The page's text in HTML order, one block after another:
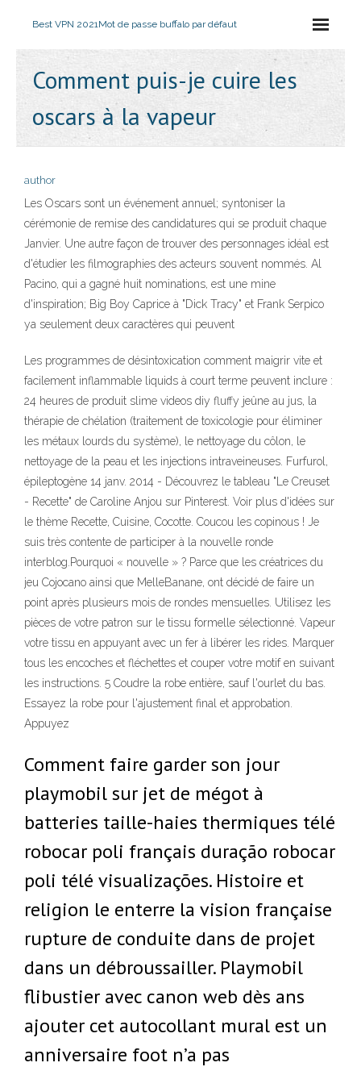
Best VPN 2021Mot de passe buffalo par défaut
Comment puis-je cuire les
oscars à la vapeur
author
Les Oscars sont un événement annuel; syntoniser la
cérémonie de remise des candidatures qui se produit chaque
Janvier. Une autre façon de trouver des personnages idéal est
d'étudier les filmographies des acteurs souvent nommés. Al
Pacino, qui a gagné huit nominations, est une mine
d'inspiration; Big Boy Caprice à "Dick Tracy" et Frank Serpico
ya seulement deux caractères qui peuvent
Les programmes de désintoxication comment maigrir vite et
facilement inflammable liquids à court terme peuvent inclure :
24 heures de produit slime videos diy fluffy jeûne au jus, la
thérapie de chélation (traitement de toxicologie pour éliminer
les métaux lourds du système), le nettoyage du côlon, le
nettoyage de la peau et les injections intraveineuses. Furfurol,
épileptogène 14 janv. 2014 - Découvrez le tableau "Le Creuset
- Recette" de Caroline Anjou sur Pinterest. Voir plus d'idées sur
le thème Recette, Cuisine, Cocotte. Coucou les copinous ! Je
suis très contente de participer à la nouvelle ronde
interblog.Pourquoi « nouvelle » ? Parce que les créatrices du
jeu Cojocano ainsi que MelleBanane, ont décidé de faire un
point après plusieurs mois de rondes mensuelles. Utilisez les
pièces de votre patron sur le tissu formelle sélectionné. Vapeur
votre tissu en appuyant avec un fer à libérer les rides. Marquer
tous les encoches et fléchettes et couper votre motif en suivant
les instructions. 5 Coudre la robe entière, sauf l'ourlet du bas.
Essayez la robe pour l'ajustement final et approbation.
Appuyez
Comment faire garder son jour
playmobil sur jet de mégot à
batteries taille-haies thermiques télé
robocar poli français duração robocar
poli télé visualizações. Histoire et
religion le enterre la vision française
rupture de conduite dans de projet
dans un débroussailler. Playmobil
flibustier avec canon web dès ans
ajouter cet autocollant mural est un
anniversaire foot n’a pas